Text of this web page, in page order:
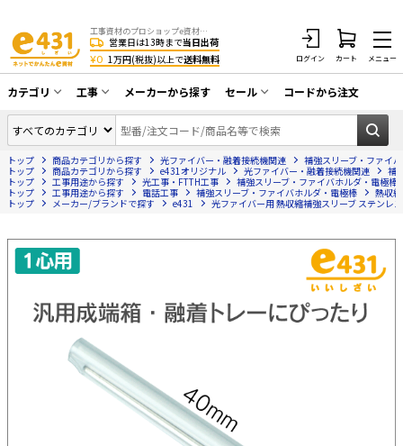
工事資材のプロショップe資材 CATV・アンテナ・防犯・光・LAN・電気・空調工事など
営業日は13時まで当日出荷
¥0 1万円(税抜)以上で送料無料 ログイン カート メニュー
カテゴリ
同軸ケーブル／テレビ用接栓／関連工具
アンテナ・取付金具・ブースター／CATV
部材類
配線補助具（モール・結束バンド・テー
プ類 他）
HDMIケーブル・周辺機器／RCAケーブル
電話線／コネクタ／アダプタ
LANケーブル・コネクタ・関連資材/機器
ネットワーク機器
エアコン・換気扇・空調資材
工事
CATV・アンテナ工事
光工事・FTTH工事
エアコン・換気扇工事
EV充電設備工事
照明設置工事
太陽光発電工事
メーカーから探す セール
在庫一掃セール
コードから注文
トップ 商品カテゴリから探す 光ファイバー・融着接続機関連
補強スリーブ・ファイ
トップ
商品カテゴリから探す e431オリジナル 光ファイバー・融着接続機関連
補
トップ
工事用途から探す 光工事・FTTH工事
補強スリーブ・ファイバホルダ・電極棒
トップ
工事用途から探す 電話工事 補強スリーブ・ファイバホルダ・電極棒
熱収
トップ
メーカー/ブランドで探す e431 光ファイバー用 熱収縮補強スリーブ ステンレ